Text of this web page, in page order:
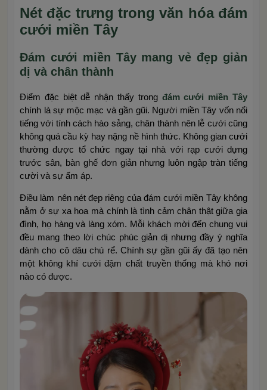
Nét đặc trưng trong văn hóa đám
cưới miền Tây
Đám cưới miền Tây mang vẻ đẹp giản
dị và chân thành
Điểm đặc biệt dễ nhận thấy trong đám cưới miền Tây
chính là sự mộc mạc và gần gũi. Người miền Tây vốn nổi
tiếng với tính cách hào sảng, chân thành nên lễ cưới cũng
không quá cầu kỳ hay nặng nề hình thức. Không gian cưới
thường được tổ chức ngay tại nhà với rạp cưới dựng
trước sân, bàn ghế đơn giản nhưng luôn ngập tràn tiếng
cười và sự ấm áp.
Điều làm nên nét đẹp riêng của đám cưới miền Tây không
nằm ở sự xa hoa mà chính là tình cảm chân thật giữa gia
đình, họ hàng và làng xóm. Mỗi khách mời đến chung vui
đều mang theo lời chúc phúc giản dị nhưng đầy ý nghĩa
dành cho cô dâu chú rể. Chính sự gần gũi ấy đã tạo nên
một không khí cưới đậm chất truyền thống mà khó nơi
nào có được.